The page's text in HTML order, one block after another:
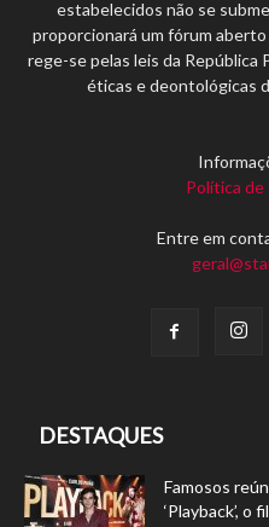
estabelecidos não se
proporcionará um fórum
rege-se pelas leis da República
éticas e deontológicas
Política de
Entre em
DESTAQUES
Famosos
‘Playback’, o